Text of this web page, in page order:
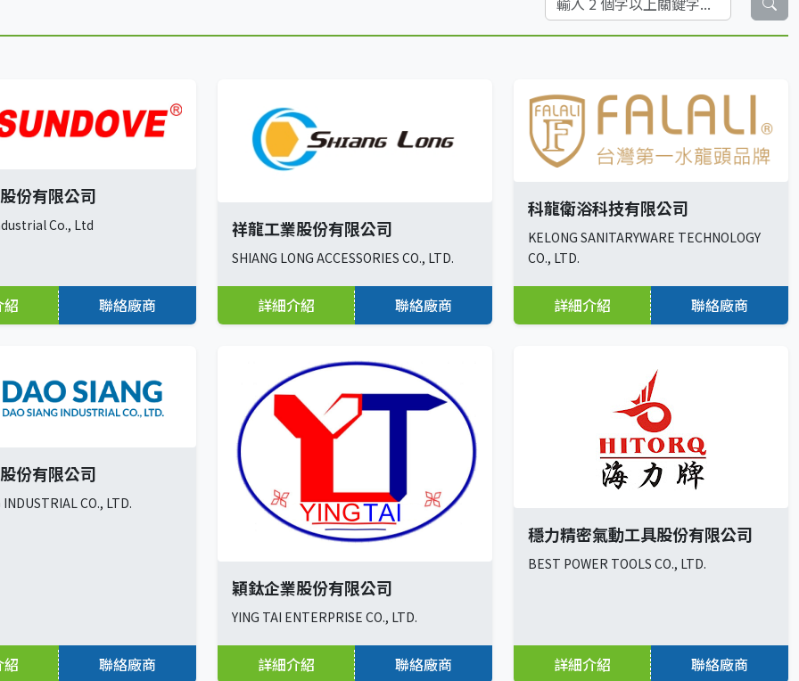
份有限公司
Co., Ltd
紹 聯絡廠商
祥龍工業股份有限公司
SHIANG LONG ACCESSORIES CO., LTD.
詳細介紹 聯絡廠商
科龍衛浴科技有限公司
KELONG SANITARYWARE TECHNOLOGY
CO., LTD.
詳細介紹 聯絡廠商
份有限公司
INDUSTRIAL CO., LTD.
紹 聯絡廠商
穎鈦企業股份有限公司
YING TAI ENTERPRISE CO., LTD.
詳細介紹 聯絡廠商
穩力精密氣動工具股份有限公司
BEST POWER TOOLS CO., LTD.
詳細介紹 聯絡廠商